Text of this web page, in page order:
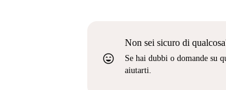
sentiment_very_satisfied
Non sei sicuro di
Se hai dubbi o domande su
aiutarti.